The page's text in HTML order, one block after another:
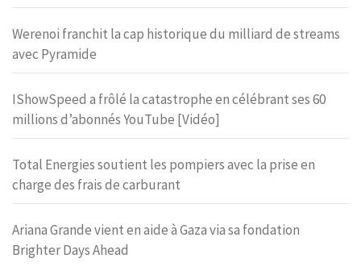
Werenoi franchit la cap historique du milliard de streams
avec Pyramide
IShowSpeed a frôlé la catastrophe en célébrant ses 60
millions d’abonnés YouTube [Vidéo]
Total Energies soutient les pompiers avec la prise en
charge des frais de carburant
Ariana Grande vient en aide à Gaza via sa fondation
Brighter Days Ahead